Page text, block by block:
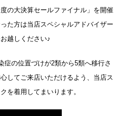
の大決算セールファイナル」を開催
た方は当店スペシャルアドバイザー
越しください♪
症の位置づけが2類から5類へ移行さ
してご来店いただけるよう、当店ス
を着用してまいります。